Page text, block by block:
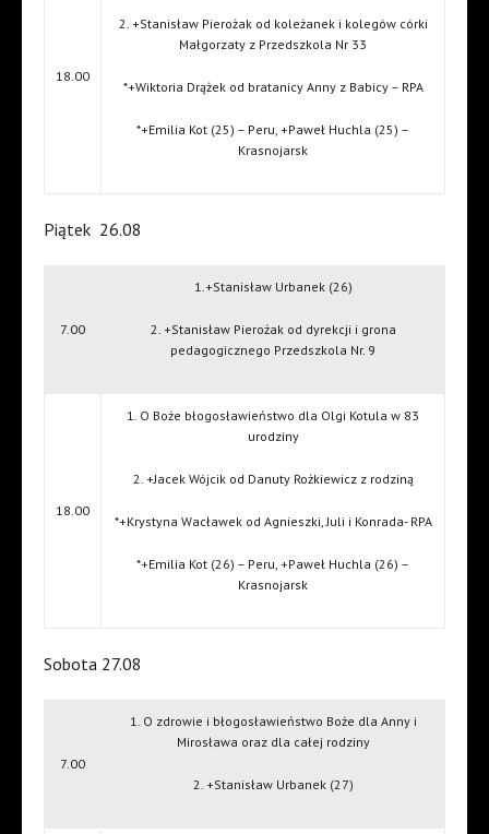
18.00
2. +Stanisław Pierożak od koleżanek i kolegów córki
Małgorzaty z Przedszkola Nr 33
*+Wiktoria Drążek od bratanicy Anny z Babicy – RPA
*+Emilia Kot (25) – Peru, +Paweł Huchla (25) –
Krasnojarsk
Piątek 26.08
7.00
1.+Stanisław Urbanek (26)
2. +Stanisław Pierożak od dyrekcji i grona
pedagogicznego Przedszkola Nr. 9
18.00
1. O Boże błogosławieństwo dla Olgi Kotula w 83
urodziny
2. +Jacek Wójcik od Danuty Rożkiewicz z rodziną
*+Krystyna Wacławek od Agnieszki, Juli i Konrada- RPA
*+Emilia Kot (26) – Peru, +Paweł Huchla (26) –
Krasnojarsk
Sobota 27.08
7.00
1. O zdrowie i błogosławieństwo Boże dla Anny i
Mirosława oraz dla całej rodziny
2. +Stanisław Urbanek (27)